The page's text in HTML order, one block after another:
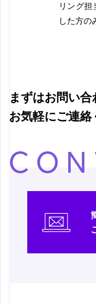
リング
した方の
まずはお問い
お気軽にご連絡